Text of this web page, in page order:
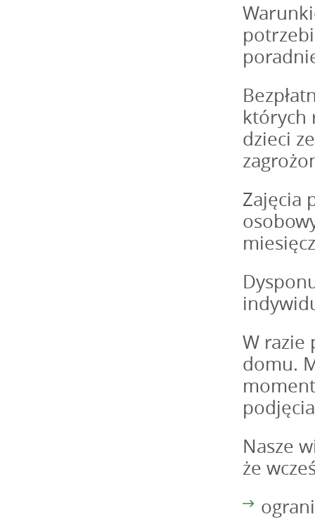
których
dzieci
Zajęcia
W razie
domu.
Nasze
że